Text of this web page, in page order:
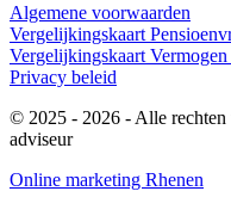
Algemene voorwaarden
Vergelijkingskaart
Vergelijkingskaart
Privacy beleid
© 2025 - 2026 - Alle rechten
adviseur
Online marketing Rhenen